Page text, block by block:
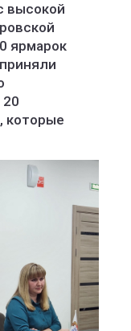
высокой
ярмарок
которые